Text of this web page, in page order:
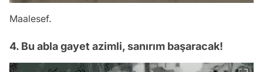
Maalesef.
4. Bu abla gayet azimli, sanırım başaracak!